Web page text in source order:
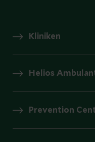
Kliniken
Helios
Prevention